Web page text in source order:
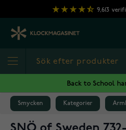
Hoppa till innehållet
9,613
Back to School
Smycken Kategorier